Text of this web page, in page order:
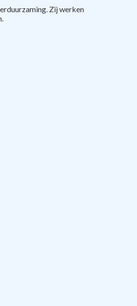
Zij werken